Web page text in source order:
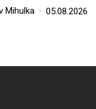
Mihulka 05.08.2026